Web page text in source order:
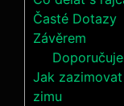
Časté Dotazy
Závěrem
Jak
zimu